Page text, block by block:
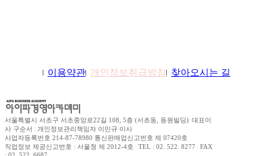
이용약관 개인정보취급방침 찾아오시는 길
서울특별시 서초구 서초중앙로22길 108, 5층 (서초동, 동원빌딩) 대표이
사 구순서
개인정보관리책임자 이민규 이사
사업자등록번호 214-87-78980 통신판매업신고번호 제 07420호
직업정보 제공신고번호 : 서울청 제 2012-4호
TEL : 02. 522. 8277
FAX